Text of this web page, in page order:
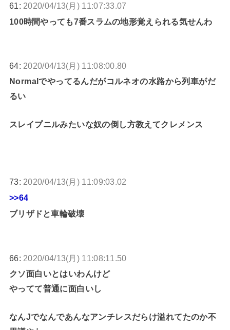
61: 2020/04/13(月) 11:07:33.07
100時間やっても7番スラムの地形覚えられる気せんわ
64: 2020/04/13(月) 11:08:00.80
Normalでやってるんだがコルネオの水路から列車がだ
るい
スレイプニルみたいな奴の倒し方教えてクレメンス
73: 2020/04/13(月) 11:09:03.02
>>64
ブリザドと車輪破壊
66: 2020/04/13(月) 11:08:11.50
クソ面白いとはいわんけど
やってて普通に面白いし
なんJでなんであんなアンチレスだらけ溢れてたのか不